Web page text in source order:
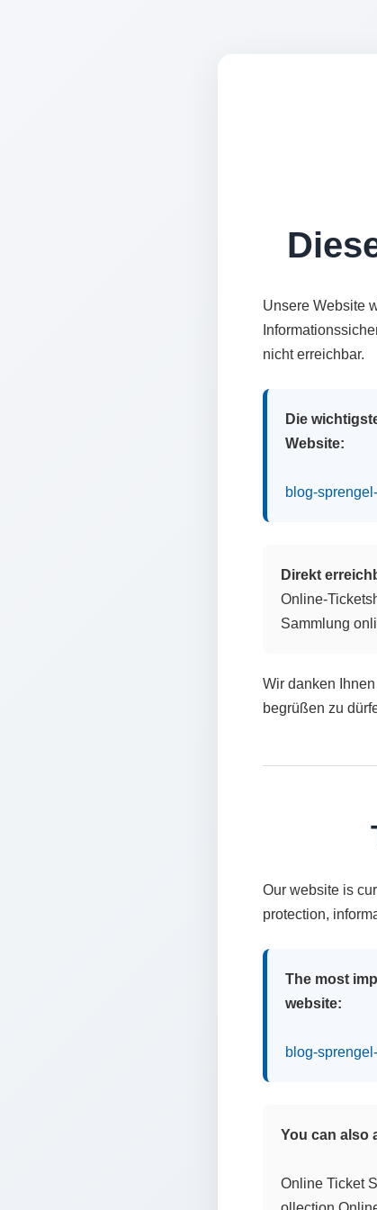
Unsere Website
nicht erreichbar.
Die
Website:
blog-
Direkt
Online-
Sammlung
Wir danken
begrüßen zu
Our website is
protection,
The most
website:
blog-
You can also
Online Ticket